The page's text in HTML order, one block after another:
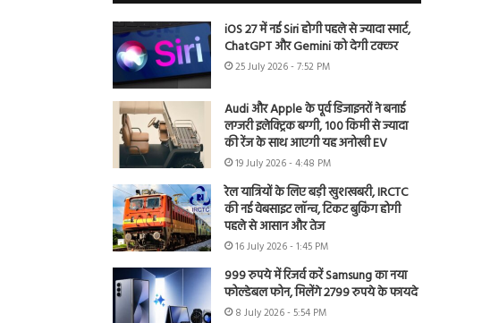
iOS 27 में नई Siri होगी पहले से ज्यादा स्मार्ट,
ChatGPT और Gemini को देगी टक्कर
25 July 2026 - 7:52 PM
Audi और Apple के पूर्व डिजाइनरों ने बनाई
लग्जरी इलेक्ट्रिक बग्गी, 100 किमी से ज्यादा
की रेंज के साथ आएगी यह अनोखी EV
19 July 2026 - 4:48 PM
रेल यात्रियों के लिए बड़ी खुशखबरी, IRCTC
की नई वेबसाइट लॉन्च, टिकट बुकिंग होगी
पहले से आसान और तेज
16 July 2026 - 1:45 PM
999 रुपये में रिजर्व करें Samsung का नया
फोल्डेबल फोन, मिलेंगे 2799 रुपये के फायदे
8 July 2026 - 5:54 PM